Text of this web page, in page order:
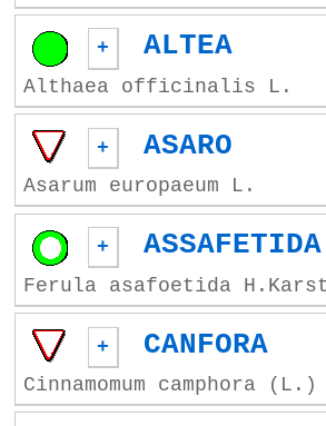
+ ALTEA
Althaea officinalis L.
+ ASARO
Asarum europaeum L.
+ ASSAFETIDA
Ferula asafoetida
+ CANFORA
Cinnamomum camphora